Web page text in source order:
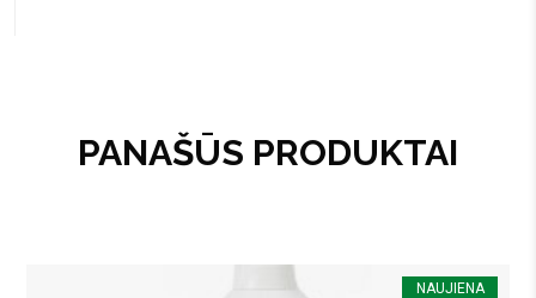
PANAŠŪS PRODUKTAI
NAUJIENA